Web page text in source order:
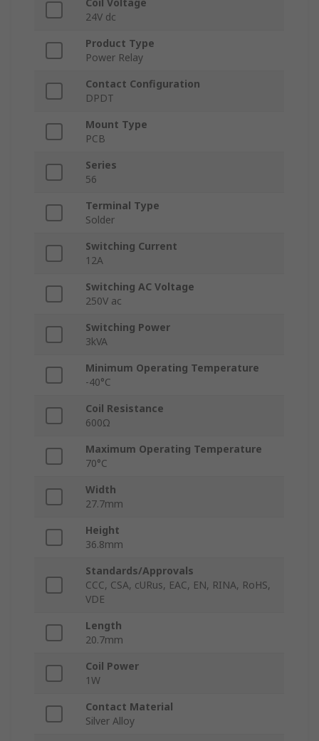
Coil Voltage
24V dc
Product Type
Power Relay
Contact Configuration
DPDT
Mount Type
PCB
Series
56
Terminal Type
Solder
Switching Current
12A
Switching AC Voltage
250V ac
Switching Power
3kVA
Minimum Operating Temperature
-40°C
Coil Resistance
600Ω
Maximum Operating Temperature
70°C
Width
27.7mm
Height
36.8mm
Standards/Approvals
CCC, CSA, cURus, EAC, EN, RINA, RoHS,
VDE
Length
20.7mm
Coil Power
1W
Contact Material
Silver Alloy